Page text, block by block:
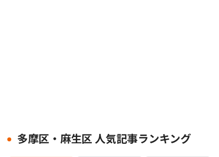
多摩区・麻生区 人気記事ランキング